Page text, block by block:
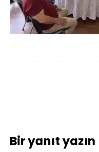
Bir yanıt yazın